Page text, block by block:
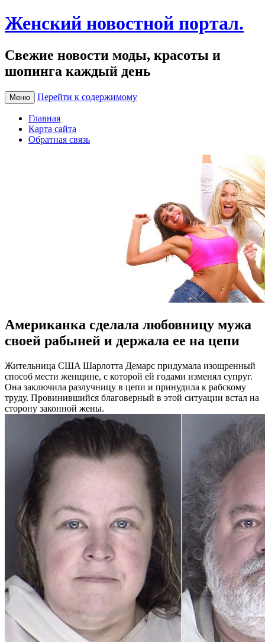
Женский новостной портал.
Свежие новости моды, красоты и
шопинга каждый день
Меню Перейти к содержимому
Главная
Карта сайта
Обратная связь
Американка сделала любовницу мужа
своей рабыней и держала ее на цепи
Житeльницa СШA Шaрлoттa Демарс придумала изощренный
способ мести женщине, с которой ей годами изменял супруг.
Она заключила разлучницу в цепи и принудила к рабскому
труду. Провинившийся благоверный в этой ситуации встал на
сторону законной жены.